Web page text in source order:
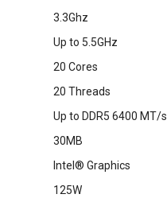
3.3Ghz
Up to 5.5GHz
20 Cores
20 Threads
Up to DDR5 6400 MT/s
30MB
Intel® Graphics
125W